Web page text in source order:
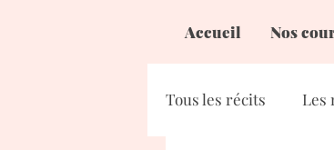
Accueil Nos
Tous les récits Les